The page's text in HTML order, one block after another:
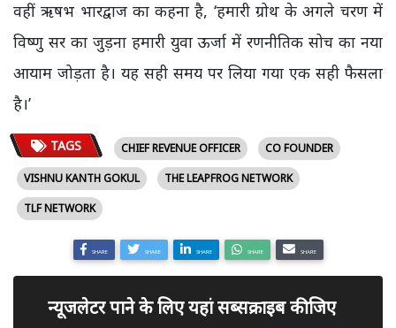
वहीं ऋषभ भारद्वाज का कहना है, ‘हमारी ग्रोथ के अगले चरण में
विष्णु सर का जुड़ना हमारी युवा ऊर्जा में रणनीतिक सोच का नया
आयाम जोड़ता है। यह सही समय पर लिया गया एक सही फैसला
है।’
TAGS CHIEF REVENUE OFFICER
CO FOUNDER
VISHNU KANTH GOKUL
THE LEAPFROG NETWORK
TLF NETWORK
SHARE SHARE SHARE SHARE SHARE
न्यूजलेटर पाने के लिए यहां सब्सक्राइब कीजिए